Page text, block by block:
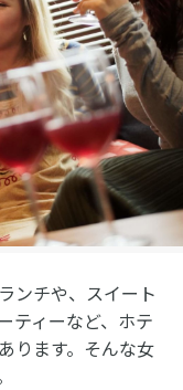
ンチや、スイート
ティーなど、ホテ
ります。そんな女